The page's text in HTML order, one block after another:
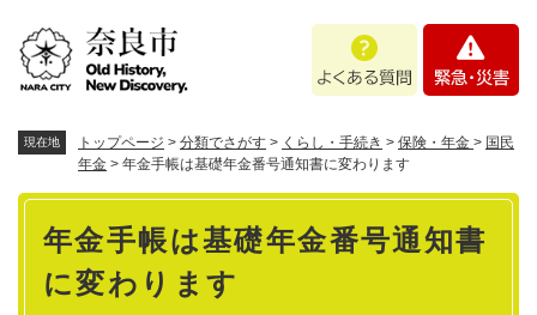
あ
問
・
現在地 トップページ > 分類でさがす > くらし・手続き > 保険・年金 > 国民
年金 > 年金手帳は基礎年金番号通知書に変わります
本
年金手帳は基礎年金番号通知書
に変わります